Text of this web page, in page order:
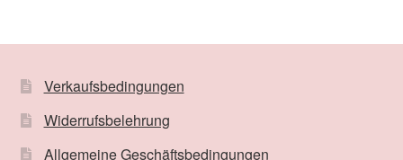
Verkaufsbedingungen
Widerrufsbelehrung
Allgemeine Geschäftsbedingungen